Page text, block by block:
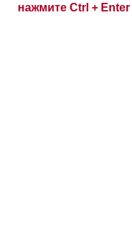
нажмите Ctrl + Enter